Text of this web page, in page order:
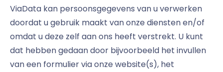
ViaData kan persoonsgegevens van u verwerken
doordat u gebruik maakt van onze diensten en/of
omdat u deze zelf aan ons heeft verstrekt. U kunt
dat hebben gedaan door bijvoorbeeld het invullen
van een formulier via onze website(s), het